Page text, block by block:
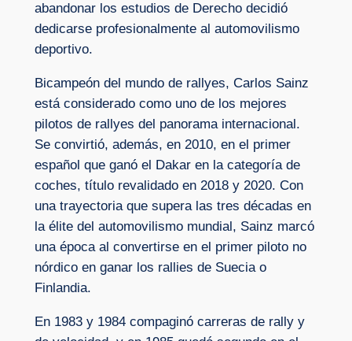
abandonar los estudios de Derecho decidió
dedicarse profesionalmente al automovilismo
deportivo.
Bicampeón del mundo de rallyes, Carlos Sainz
está considerado como uno de los mejores
pilotos de rallyes del panorama internacional.
Se convirtió, además, en 2010, en el primer
español que ganó el Dakar en la categoría de
coches, título revalidado en 2018 y 2020. Con
una trayectoria que supera las tres décadas en
la élite del automovilismo mundial, Sainz marcó
una época al convertirse en el primer piloto no
nórdico en ganar los rallies de Suecia o
Finlandia.
En 1983 y 1984 compaginó carreras de rally y